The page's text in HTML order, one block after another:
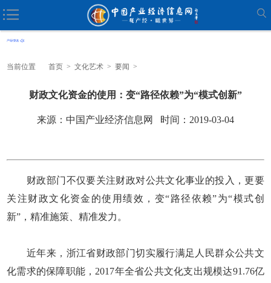
当前位置 首页 > 文化艺术 > 要闻 >
财政文化资金的使用：变“路径依赖”为“模式创新”
来源：中国产业经济信息网 时间：2019-03-04
财政部门不仅要关注财政对公共文化事业的投入，更要
关注财政文化资金的使用绩效，变“路径依赖”为“模式创
新”，精准施策、精准发力。
近年来，浙江省财政部门切实履行满足人民群众公共文
化需求的保障职能，2017年全省公共文化支出规模达91.76亿